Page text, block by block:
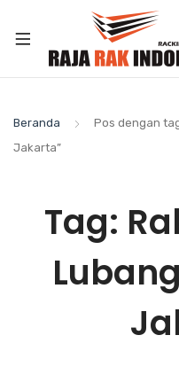
Beranda
Pos dengan
Jakarta”
Tag: